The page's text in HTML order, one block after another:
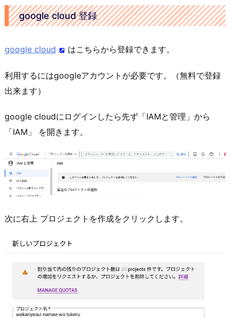
google cloud 登録
google cloud はこちらから登録できます。
利用するにはgoogleアカウントが必要です。（無料で登録
出来ます）
google cloudにログインしたら先ず「IAMと管理」から
「IAM」 を開きます。
次に右上 プロジェクトを作成をクリックします。